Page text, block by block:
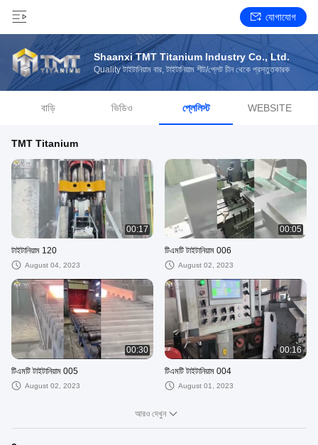
যোগাযোগ
Shaanxi TMT Titanium Industry Co., Ltd.
Quality টাইটানিয়াম বার, টাইটানিয়াম শীট/প্লেট চীন থেকে প্রস্তুতকারক
বাড়ি ভিডিও প্লেলিস্ট WEBSITE
TMT Titanium
00:17
টাইটানিয়াম 120
August 04, 2023
00:05
টিএমটি টাইটানিয়াম 006
August 02, 2023
00:30
টিএমটি টাইটানিয়াম 005
August 02, 2023
00:16
টিএমটি টাইটানিয়াম 004
August 01, 2023
আরও দেখুন